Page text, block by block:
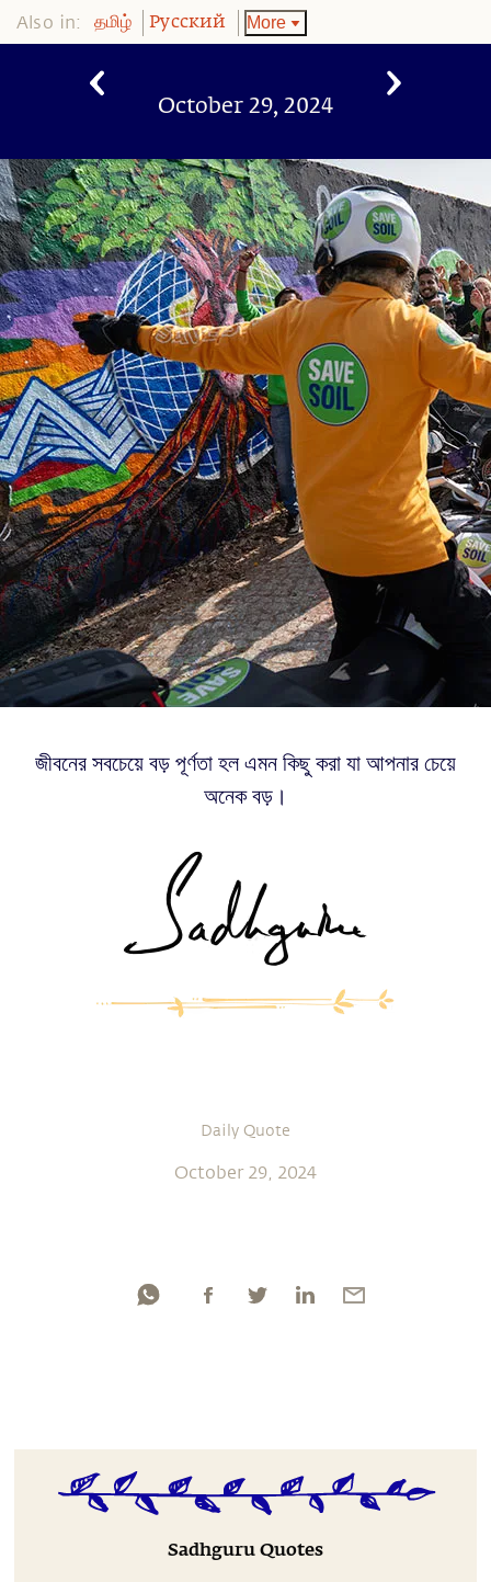
Also in: தமிழ் Pусский More
October 29, 2024
জীবনের সবচেয়ে বড় পূর্ণতা হল এমন কিছু করা যা আপনার চেয়ে
অনেক বড়।
Daily Quote
October 29, 2024
Sadhguru Quotes